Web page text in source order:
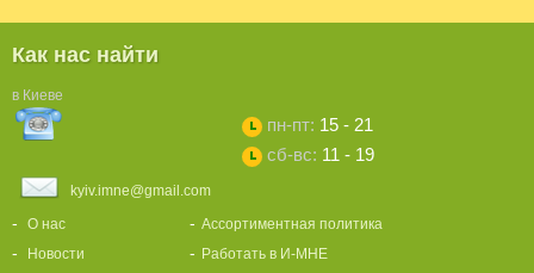
Как нас найти
в Киеве
пн-пт: 15 - 21
сб-вс: 11 - 19
kyiv.imne@gmail.com
О нас
Новости
Ассортиментная политика
Работать в И-МНЕ